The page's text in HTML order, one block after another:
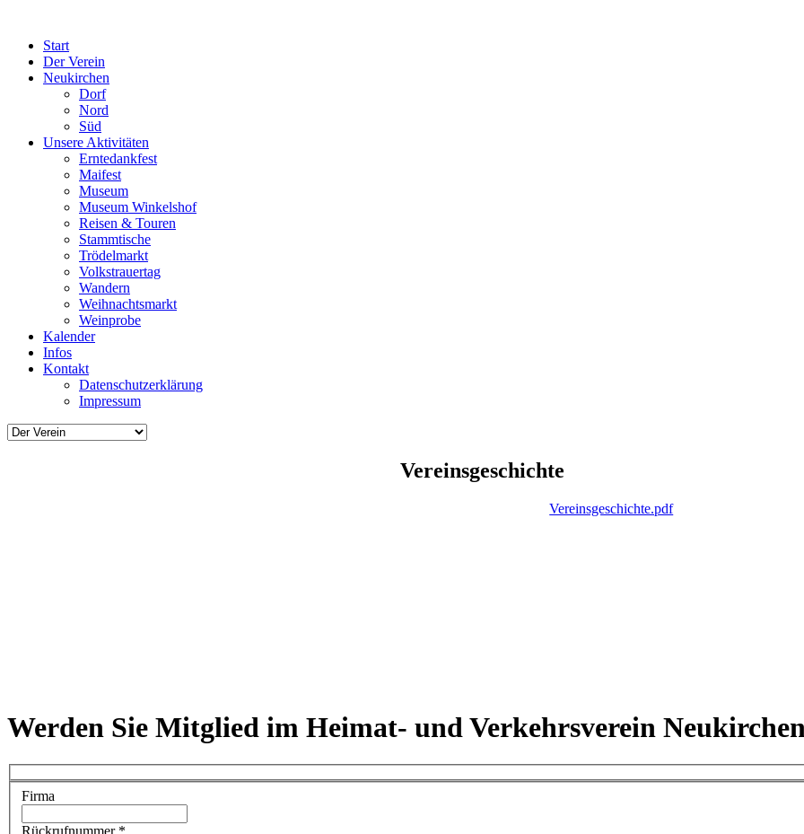
Start
Der Verein
Neukirchen
Dorf
Nord
Süd
Unsere Aktivitäten
Erntedankfest
Maifest
Museum
Museum Winkelshof
Reisen & Touren
Stammtische
Trödelmarkt
Volkstrauertag
Wandern
Weihnachtsmarkt
Weinprobe
Kalender
Infos
Kontakt
Datenschutzerklärung
Impressum
Vereinsgeschichte
Vereinsgeschichte.pdf
Werden Sie Mitglied im Heimat- und Verkehrsverein
Firma
Rückrufnummer *